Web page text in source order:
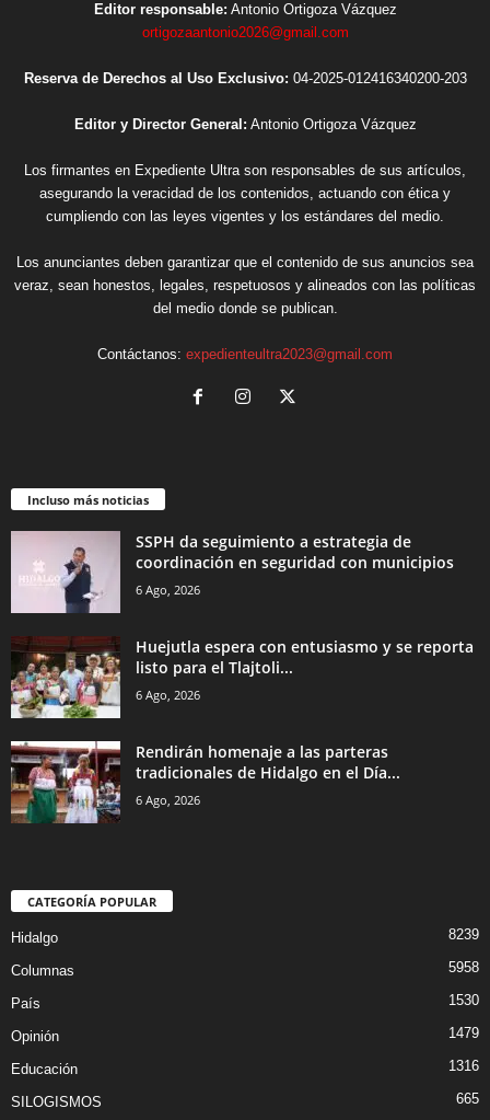
Editor responsable: Antonio Ortigoza Vázquez
ortigozaantonio2026@gmail.com
Reserva de Derechos al Uso Exclusivo: 04-2025-012416340200-203
Editor y Director General: Antonio Ortigoza Vázquez
Los firmantes en Expediente Ultra son responsables de sus artículos,
asegurando la veracidad de los contenidos, actuando con ética y
cumpliendo con las leyes vigentes y los estándares del medio.
Los anunciantes deben garantizar que el contenido de sus anuncios sea
veraz, sean honestos, legales, respetuosos y alineados con las políticas
del medio donde se publican.
Contáctanos: expedienteultra2023@gmail.com
Incluso más noticias
SSPH da seguimiento a estrategia de
coordinación en seguridad con municipios
6 Ago, 2026
Huejutla espera con entusiasmo y se reporta
listo para el Tlajtoli...
6 Ago, 2026
Rendirán homenaje a las parteras
tradicionales de Hidalgo en el Día...
6 Ago, 2026
CATEGORÍA POPULAR
Hidalgo 8239
Columnas 5958
País 1530
Opinión 1479
Educación 1316
SILOGISMOS 665